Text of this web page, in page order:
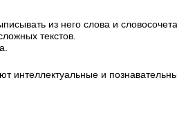
из него слова и
текстов.
интеллектуальные и